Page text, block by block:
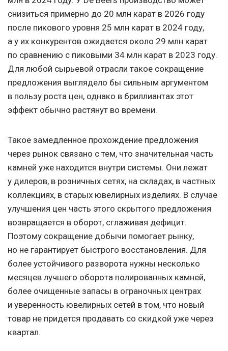
снизиться примерно до 20 млн карат в 2026 году
после пикового уровня 25 млн карат в 2024 году,
а у их конкурентов ожидается около 29 млн карат
по сравнению с пиковыми 34 млн карат в 2023 году.
Для любой сырьевой отрасли такое сокращение
предложения выглядело бы сильным аргументом
в пользу роста цен, однако в бриллиантах этот
эффект обычно растянут во времени.
Такое замедленное прохождение предложения
через рынок связано с тем, что значительная часть
камней уже находится внутри системы. Они лежат
у дилеров, в розничных сетях, на складах, в частных
коллекциях, в старых ювелирных изделиях. В случае
улучшения цен часть этого скрытого предложения
возвращается в оборот, сглаживая дефицит.
Поэтому сокращение добычи помогает рынку,
но не гарантирует быстрого восстановления. Для
более устойчивого разворота нужны несколько
месяцев лучшего оборота полированных камней,
более очищенные запасы в ограночных центрах
и уверенность ювелирных сетей в том, что новый
товар не придется продавать со скидкой уже через
квартал.